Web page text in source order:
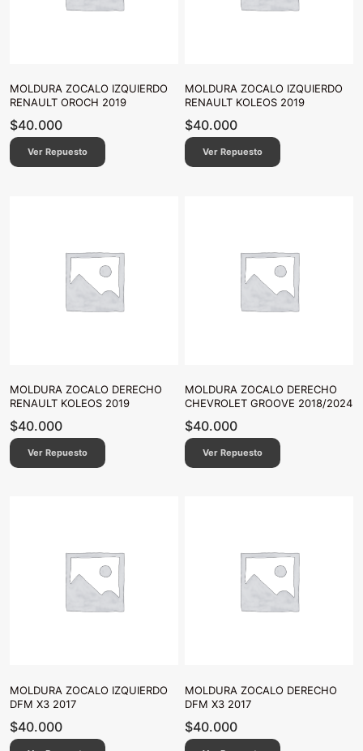
MOLDURA ZOCALO IZQUIERDO
RENAULT OROCH 2019
$40.000
Ver Repuesto
MOLDURA ZOCALO IZQUIERDO
RENAULT KOLEOS 2019
$40.000
Ver Repuesto
MOLDURA ZOCALO DERECHO
RENAULT KOLEOS 2019
$40.000
Ver Repuesto
MOLDURA ZOCALO DERECHO
CHEVROLET GROOVE 2018/2024
$40.000
Ver Repuesto
MOLDURA ZOCALO IZQUIERDO
DFM X3 2017
$40.000
MOLDURA ZOCALO DERECHO
DFM X3 2017
$40.000